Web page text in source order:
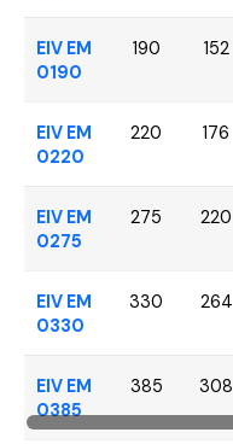
EIV EM
0190
190 152
EIV EM
0220
220 176
EIV EM
0275
275 220
EIV EM
0330
330 264
EIV EM
0385
385 308